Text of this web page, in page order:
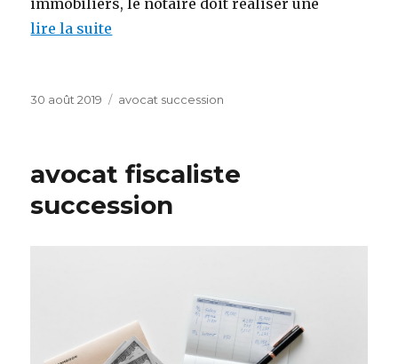
immobiliers, le notaire doit réaliser une
lire la suite
Publié
30 août 2019 Catégories
avocat succession
avocat fiscaliste
succession